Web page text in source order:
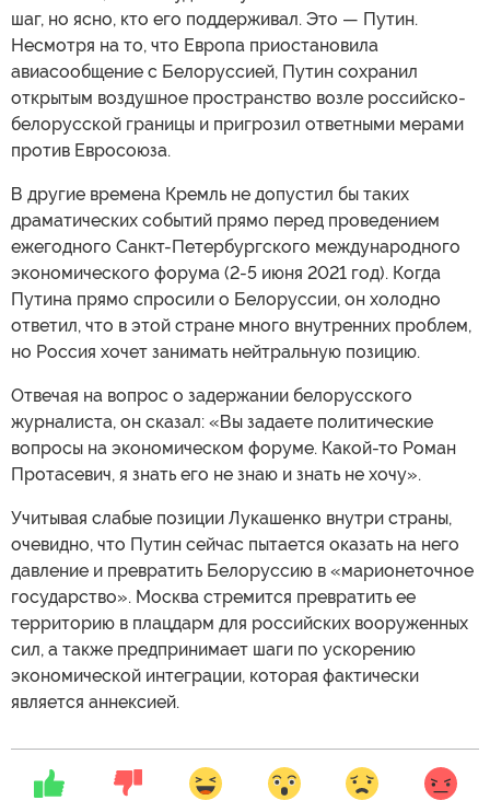
шаг, но ясно, кто его поддерживал. Это — Путин.
Несмотря на то, что Европа приостановила
авиасообщение с Белоруссией, Путин сохранил
открытым воздушное пространство возле российско-
белорусской границы и пригрозил ответными мерами
против Евросоюза.
В другие времена Кремль не допустил бы таких
драматических событий прямо перед проведением
ежегодного Санкт-Петербургского международного
экономического форума (2-5 июня 2021 год). Когда
Путина прямо спросили о Белоруссии, он холодно
ответил, что в этой стране много внутренних проблем,
но Россия хочет занимать нейтральную позицию.
Отвечая на вопрос о задержании белорусского
журналиста, он сказал: «Вы задаете политические
вопросы на экономическом форуме. Какой-то Роман
Протасевич, я знать его не знаю и знать не хочу».
Учитывая слабые позиции Лукашенко внутри страны,
очевидно, что Путин сейчас пытается оказать на него
давление и превратить Белоруссию в «марионеточное
государство». Москва стремится превратить ее
территорию в плацдарм для российских вооруженных
сил, а также предпринимает шаги по ускорению
экономической интеграции, которая фактически
является аннексией.